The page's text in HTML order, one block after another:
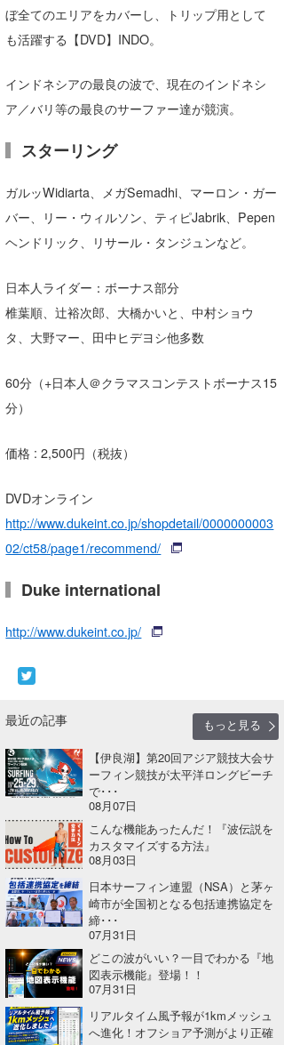
ぼ全てのエリアをカバーし、トリップ用として
も活躍する【DVD】INDO。
インドネシアの最良の波で、現在のインドネシ
ア／バリ等の最良のサーファー達が競演。
スターリング
ガルッWidiarta、メガSemadhi、マーロン・ガー
バー、リー・ウィルソン、ティピJabrik、Pepen
ヘンドリック、リサール・タンジュンなど。
日本人ライダー：ボーナス部分
椎葉順、辻裕次郎、大橋かいと、中村ショウ
タ、大野マー、田中ヒデヨシ他多数
60分（+日本人＠クラマスコンテストボーナス15
分）
価格 : 2,500円（税抜）
DVDオンライン
http://www.dukeint.co.jp/shopdetail/0000000003
02/ct58/page1/recommend/
Duke international
http://www.dukeint.co.jp/
最近の記事
もっと見る
【伊良湖】第20回アジア競技大会サ
ーフィン競技が太平洋ロングビーチ
で･･･
08月07日
こんな機能あったんだ！『波伝説を
カスタマイズする方法』
08月03日
日本サーフィン連盟（NSA）と茅ヶ
崎市が全国初となる包括連携協定を
締･･･
07月31日
どこの波がいい？一目でわかる『地
図表示機能』登場！！
07月31日
リアルタイム風予報が1kmメッシュ
へ進化！オフショア予測がより正確
大阪
四国
沖縄
サーファーズ
ライター/寄稿メディア
Naoya Kimoto
mitsuteru Kamio
Yasunari Inoue
arukasvision
CBA Films
熊谷素子
メディア
SURFMEDIA
Colors MAGAZINE
波伝説アンバサダー/プロライダー
福島寿実子
嵯峨明日香
田原啓江
植村未来
NOBUFUKU
大野”MAR”修聖
波伝説スタッフ
+☆maki☆+
chan-U
ECE
G◎Da
H
MIN
OYZ
S.K
Soulman
VAGY
waka☆=
YUKI☆